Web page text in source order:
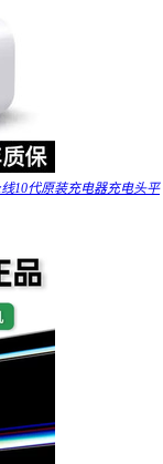
10代原装充电器充电头平